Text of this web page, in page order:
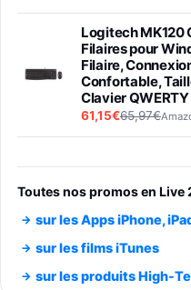
Logitech MK120
Filaires pour
Filaire,
Confortable,
Clavier
61,15€65,97€
entraénement
trs/min) avec
Smartphone
891,99€1199€Fnac
Toutes nos promos en Live
sur les Apps iPhone,
sur les films iTunes
sur les produits High-